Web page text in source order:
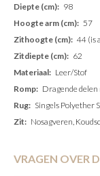
98
57
44 (is
62
Leer/Stof
Dragende
Singels Polyether
Nosagveren,
VRAGEN OVER